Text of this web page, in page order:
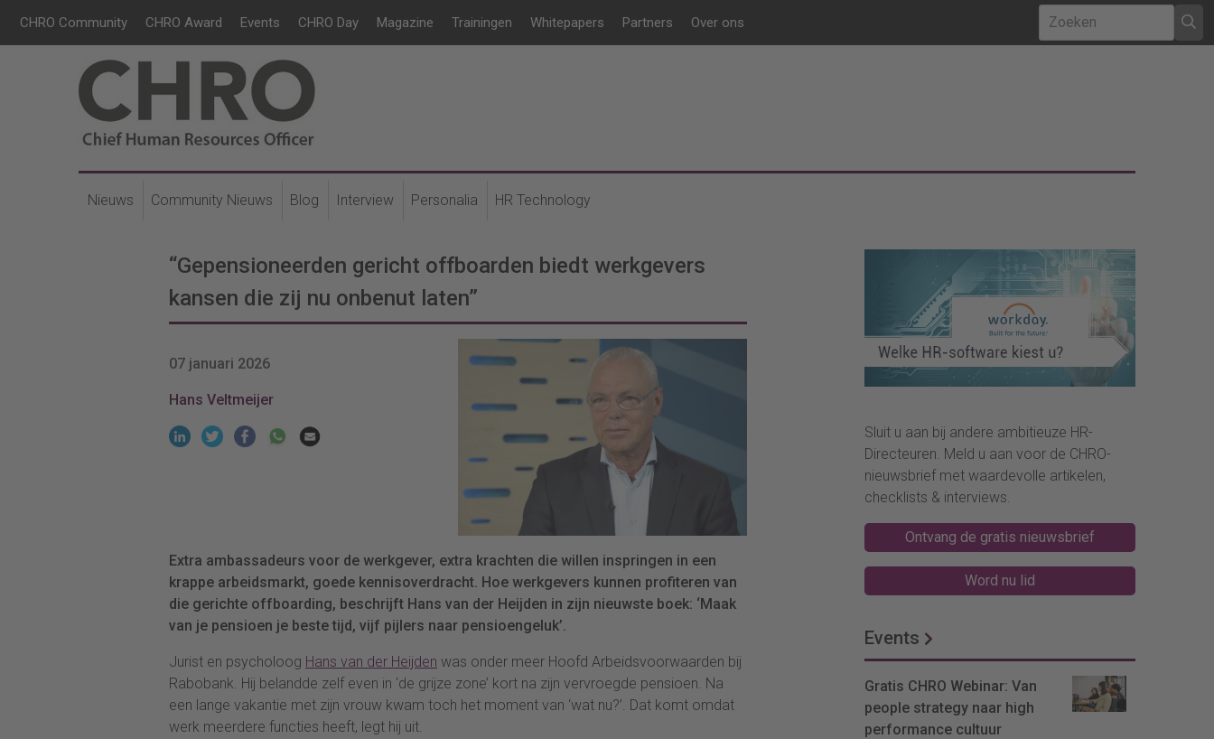
CHRO Community CHRO Award Events CHRO Day Magazine Trainingen Whitepapers Partners Over ons
Nieuws Community Nieuws Blog Interview Personalia HR Technology
“Gepensioneerden gericht offboarden biedt werkgevers
kansen die zij nu onbenut laten”
07 januari 2026
Hans Veltmeijer
Extra ambassadeurs voor de werkgever, extra krachten die willen inspringen in een
krappe arbeidsmarkt, goede kennisoverdracht. Hoe werkgevers kunnen profiteren van
die gerichte offboarding, beschrijft Hans van der Heijden in zijn nieuwste boek: ‘Maak
van je pensioen je beste tijd, vijf pijlers naar pensioengeluk’.
Jurist en psycholoog Hans van der Heijden was onder meer Hoofd Arbeidsvoorwaarden bij
Rabobank. Hij belandde zelf even in ‘de grijze zone’ kort na zijn vervroegde pensioen. Na
een lange vakantie met zijn vrouw kwam toch het moment van ‘wat nu?’. Dat komt omdat
werk meerdere functies heeft, legt hij uit.
Sluit u aan bij andere ambitieuze HR-
Directeuren. Meld u aan voor de CHRO-
nieuwsbrief met waardevolle artikelen,
checklists & interviews.
Ontvang de gratis nieuwsbrief
Word nu lid
Events
Gratis CHRO Webinar: Van
people strategy naar high
performance cultuur